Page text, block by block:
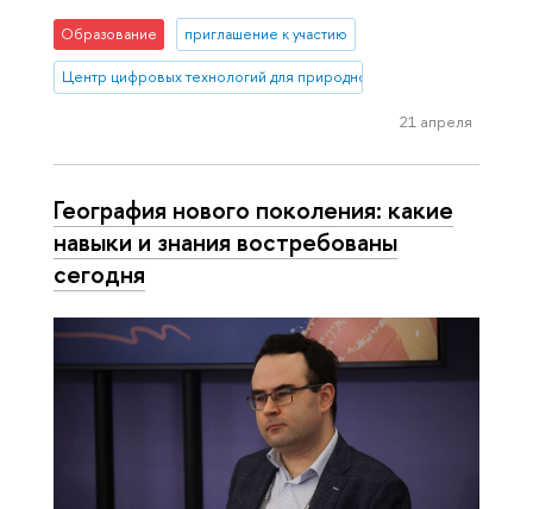
Образование приглашение к участию
Центр цифровых технологий для природно-климатических
21 апреля
География нового поколения: какие
навыки и знания востребованы
сегодня